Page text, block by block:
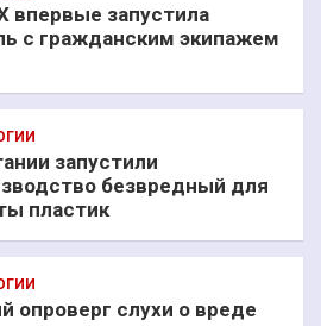
впервые запустила
с гражданским экипажем
запустили
безвредный для
пластик
опроверг слухи о вреде